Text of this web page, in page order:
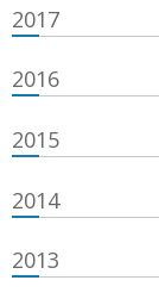
2017
2016
2015
2014
2013